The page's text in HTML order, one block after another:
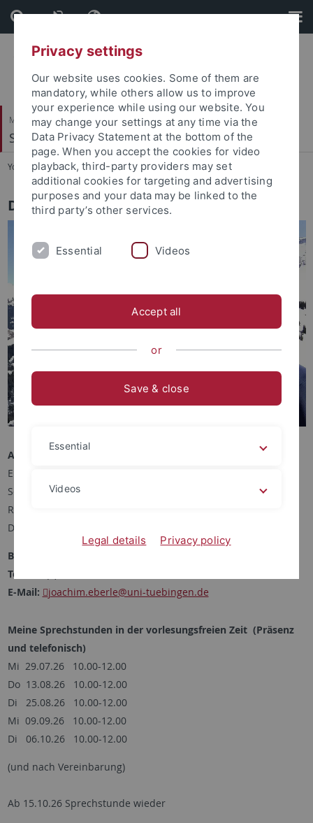
Skip
to
content
Skip
to
footer
Mathematisch-Naturwissenschaftliche Fakultät
Soil Science & Geomorphology
You are here: Startseite ... Work Group
Dr. Joachim Eberle
Anschrift:
Eberhard Karls University Tübingen
Soil Science and Geomorphology
Rümelinstraße 19
D-72070 Tübingen
Büro:
Tel.:
E-Mail:
joachim.eberle@uni-tuebingen.de
Meine Sprechstunden in der vorlesungsfreien Zeit (Präsenz
und telefonisch)
Mi 29.07.26 10.00-12.00
Do 13.08.26 10.00-12.00
Di 25.08.26 10.00-12.00
Mi 09.09.26 10.00-12.00
Di 06.10.26 10.00-12.00
(und nach Vereinbarung)
Ab 15.10.26 Sprechstunde wieder
Privacy settings
Our website uses cookies. Some of them are
mandatory, while others allow us to improve
your experience while using our website. You
may change your settings at any time via the
Data Privacy Statement at the bottom of the
page. When you accept the cookies for video
playback, third-party providers may set
additional cookies for targeting and advertising
purposes and your data may be linked to the
third party’s other services.
Essential Videos
Accept all
or
Save & close
Essential
Videos
Legal details Privacy policy